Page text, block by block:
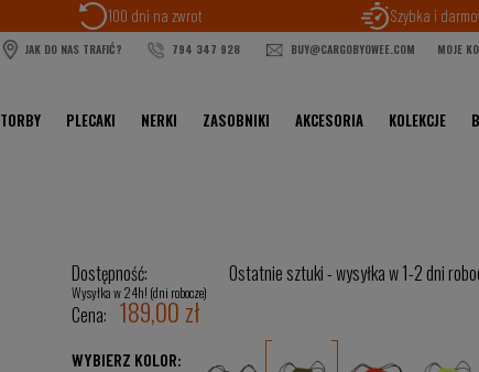
100 dni na zwrot Szybka i
JAK DO NAS TRAFIĆ? 794 347 928 BUY@CARGOBYOWEE.COM MOJE
TORBY PLECAKI NERKI ZASOBNIKI AKCESORIA KOLEKCJE
Dostępność: Ostatnie sztuki - wysyłka w 1-2 dni
Wysyłka w 24h! (dni robocze)
Cena: 189,00 zł
WYBIERZ KOLOR: